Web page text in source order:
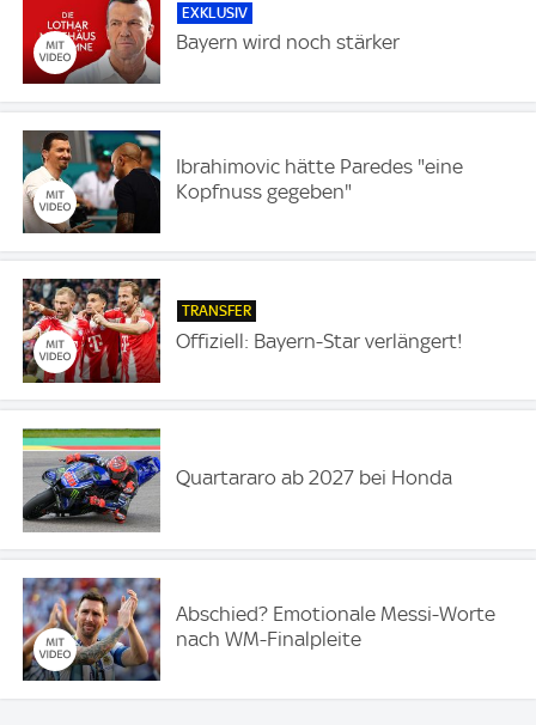
EXKLUSIV
Bayern wird noch stärker
Ibrahimovic hätte Paredes "eine
Kopfnuss gegeben"
TRANSFER
Offiziell: Bayern-Star verlängert!
Quartararo ab 2027 bei Honda
Abschied? Emotionale Messi-Worte
nach WM-Finalpleite